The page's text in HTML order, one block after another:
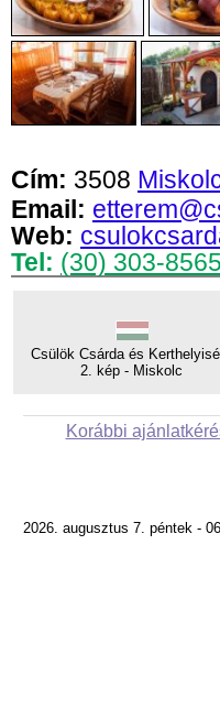
Cím: 3508
Email:
Web:
Tel: (30) 303-8565
Csülök Csárda és
2. kép - Miskolc
Korábbi
2026. augusztus 7. péntek -